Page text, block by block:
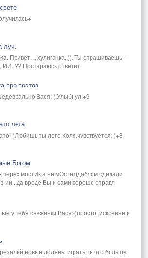
луч.
Привет, ,, хулиганка,,)). Ты спрашиваешь -
ИИ..?? Постараюсь ответит
про поэтов
Вася:-)!Улыбнул!+9
лета
)Любишь ты лето Коля,чувствуется:-)+8
Богом
через мостИк,а не мОстик)даблом сделали
ии...да вроде Вы и сами хорошо справл
у тебя снежинки Вася:-)просто ,искренне и
должны играть,те что больше